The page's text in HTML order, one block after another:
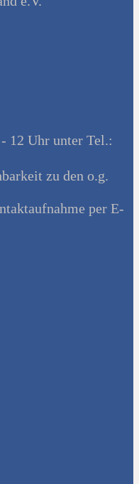
12 Uhr unter Tel.:
zu den o.g.
per E-